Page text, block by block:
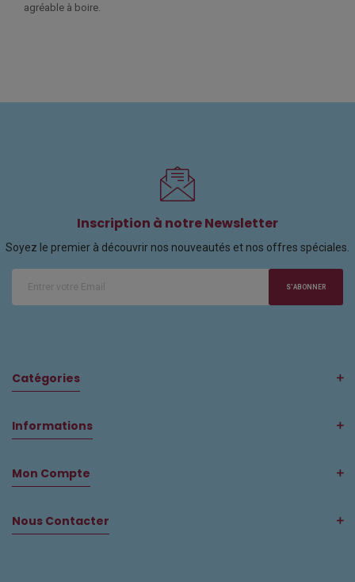
agréable à boire.
Inscription à notre Newsletter
Soyez le premier à découvrir nos nouveautés et nos offres spéciales.
S'ABONNER
Catégories
Informations
Mon Compte
Nous Contacter